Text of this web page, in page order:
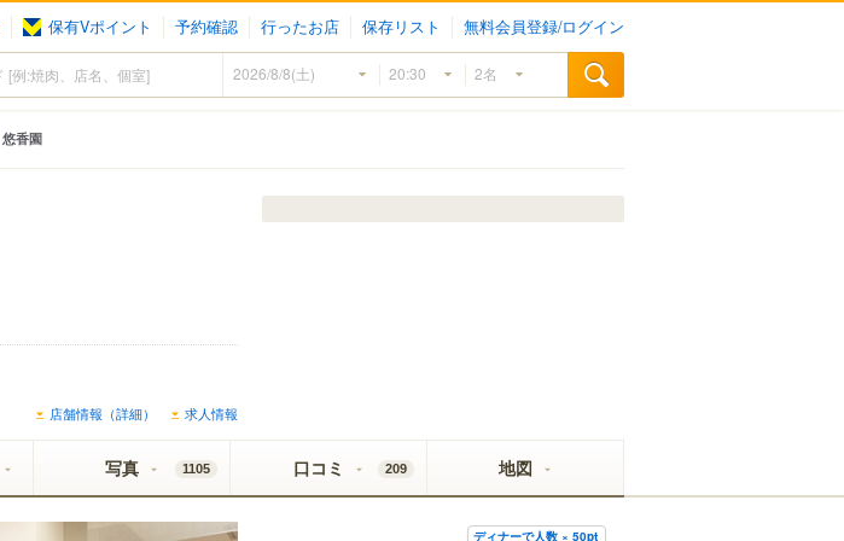
保有Vポイント 予約確認 行ったお店 保存リスト 無料会員登録/ログイン
悠香園
店舗情報（詳細） 求人情報
写真 1105 口コミ 209 地図
ディナーで人数 × 50pt